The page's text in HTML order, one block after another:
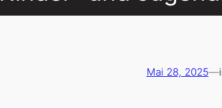
Mai 28, 2025—